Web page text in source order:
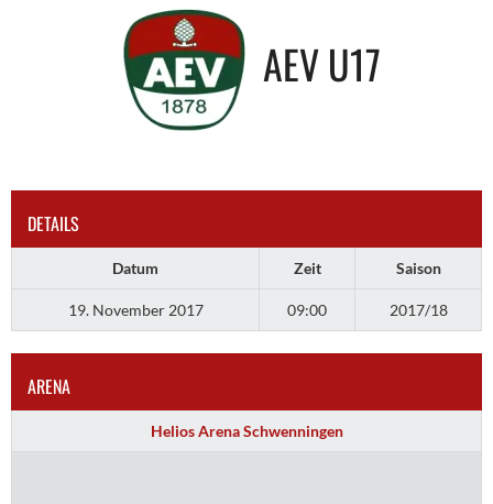
AEV U17
DETAILS
Datum Zeit Saison
19. November 2017 09:00 2017/18
ARENA
Helios Arena Schwenningen